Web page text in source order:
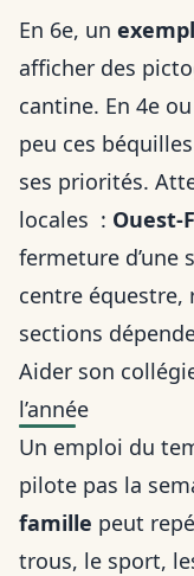
En 6e, un
afficher des
cantine. En 4e
peu ces
ses priorités.
locales : Ouest-
fermeture d’une
centre équestre,
sections
Aider son
l’année
Un emploi du
pilote pas la
famille peut
trous, le sport,